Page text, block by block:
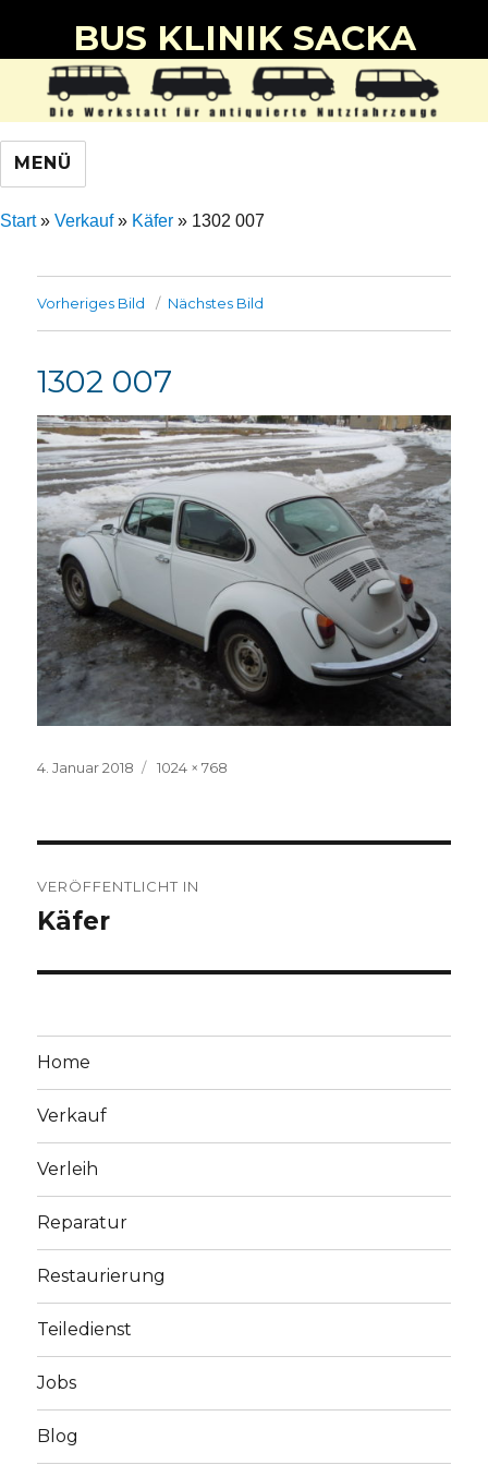
BUS KLINIK SACKA
MENÜ
Start» Verkauf» Käfer » 1302 007
Vorheriges Bild Nächstes Bild
1302 007
Veröffentlicht
4. Januar 2018
Volle
1024 × 768
VERÖFFENTLICHT IN
Käfer
Home
Verkauf
Verleih
Reparatur
Restaurierung
Teiledienst
Jobs
Blog